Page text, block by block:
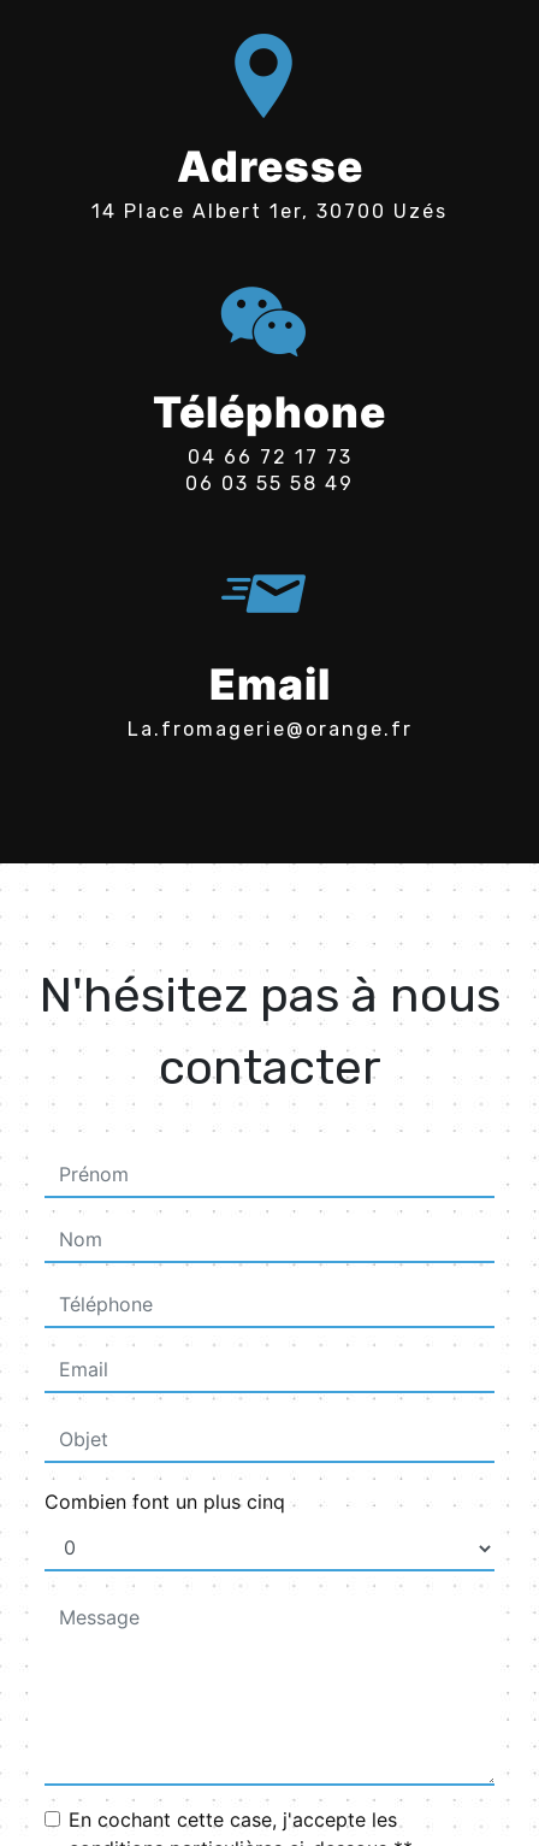
Adresse
14 Place Albert 1er, 30700 Uzés
Téléphone
04 66 72 17 73
06 03 55 58 49
Email
la.fromagerie@orange.fr
N'hésitez pas à nous
contacter
Combien font un plus cinq
En cochant cette case, j'accepte les